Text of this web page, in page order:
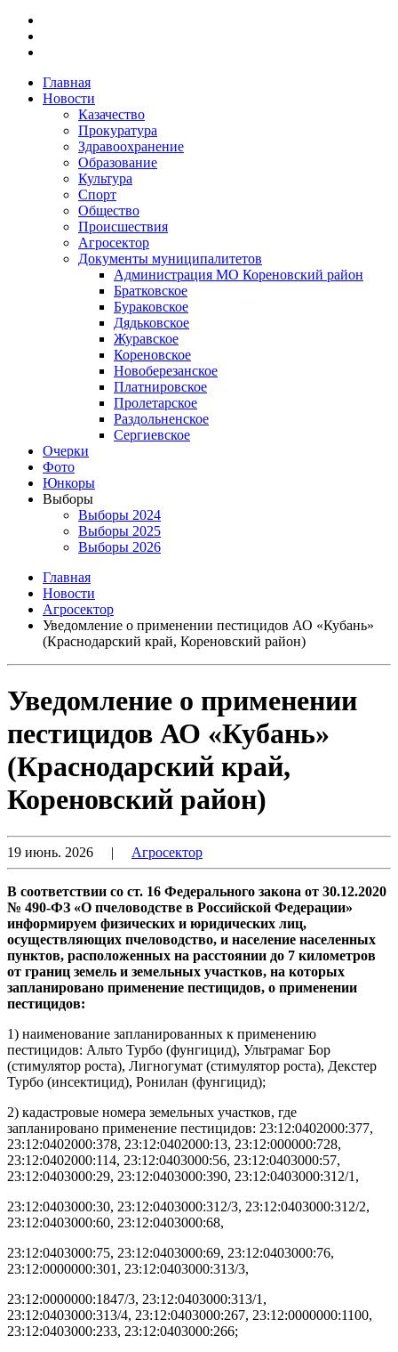
Главная
Новости
Казачество
Прокуратура
Здравоохранение
Образование
Культура
Спорт
Общество
Происшествия
Агросектор
Документы муниципалитетов
Администрация МО Кореновский район
Братковское
Бураковское
Дядьковское
Журавское
Кореновское
Новоберезанское
Платнировское
Пролетарское
Раздольненское
Сергиевское
Очерки
Фото
Юнкоры
Выборы
Выборы 2024
Выборы 2025
Выборы 2026
Главная
Новости
Агросектор
Уведомление о применении пестицидов АО «Кубань»
(Краснодарский край, Кореновский район)
Уведомление о применении
пестицидов АО «Кубань»
(Краснодарский край,
Кореновский район)
19 июнь. 2026 | Агросектор
В соответствии со ст. 16 Федерального закона от 30.12.2020
№ 490-ФЗ «О пчеловодстве в Российской Федерации»
информируем физических и юридических лиц,
осуществляющих пчеловодство, и население населенных
пунктов, расположенных на расстоянии до 7 километров
от границ земель и земельных участков, на которых
запланировано применение пестицидов, о применении
пестицидов:
1) наименование запланированных к применению
пестицидов: Альто Турбо (фунгицид), Ультрамаг Бор
(стимулятор роста), Лигногумат (стимулятор роста), Декстер
Турбо (инсектицид), Ронилан (фунгицид);
2) кадастровые номера земельных участков, где
запланировано применение пестицидов: 23:12:0402000:377,
23:12:0402000:378, 23:12:0402000:13, 23:12:000000:728,
23:12:0402000:114, 23:12:0403000:56, 23:12:0403000:57,
23:12:0403000:29, 23:12:0403000:390, 23:12:0403000:312/1,
23:12:0403000:30, 23:12:0403000:312/3, 23:12:0403000:312/2,
23:12:0403000:60, 23:12:0403000:68,
23:12:0403000:75, 23:12:0403000:69, 23:12:0403000:76,
23:12:0000000:301, 23:12:0403000:313/3,
23:12:0000000:1847/3, 23:12:0403000:313/1,
23:12:0403000:313/4, 23:12:0403000:267, 23:12:0000000:1100,
23:12:0403000:233, 23:12:0403000:266;